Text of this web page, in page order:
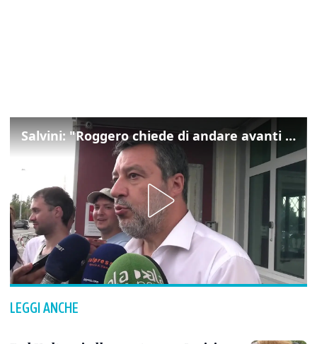
Salvini: "Roggero chiede di andare avanti su norma anti-risarcimenti"
LEGGI ANCHE